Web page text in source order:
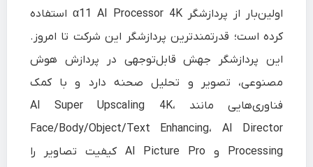
اولین‌بار از پردازشگر α11 AI Processor 4K استفاده
کرده است؛ قدرتمندترین پردازشگر این شرکت تا امروز.
این پردازشگر جهش قابل‌توجهی در پردازش هوش
مصنوعی، تصویر و تحلیل صحنه دارد و با کمک
فناوری‌هایی مانند AI Super Upscaling 4K،
Face/Body/Object/Text Enhancing، AI Director
Processing و AI Picture Pro کیفیت تصاویر را